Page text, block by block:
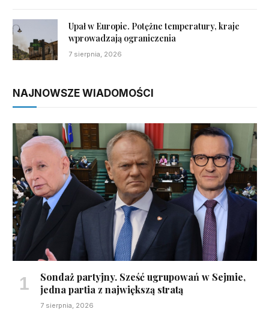
Upał w Europie. Potężne temperatury, kraje
wprowadzają ograniczenia
7 sierpnia, 2026
NAJNOWSZE WIADOMOŚCI
Sondaż partyjny. Sześć ugrupowań w Sejmie,
jedna partia z największą stratą
7 sierpnia, 2026